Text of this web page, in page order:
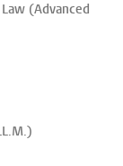
(Advanced